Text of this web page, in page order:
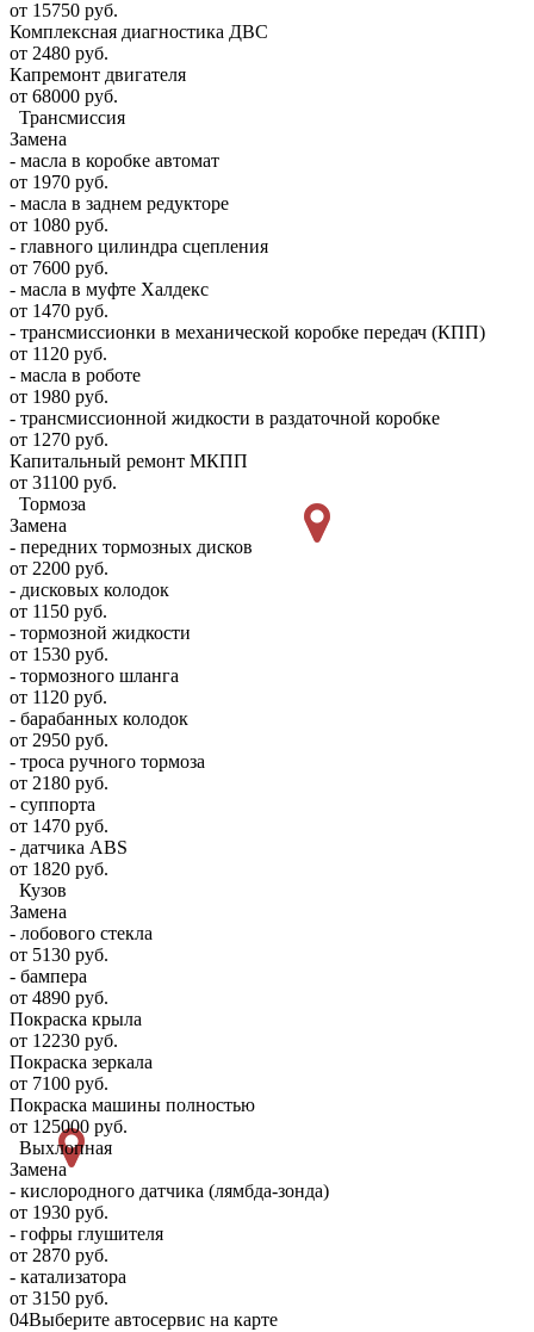
от 15750 руб.
Комплексная диагностика ДВС
от 2480 руб.
Капремонт двигателя
от 68000 руб.
Трансмиссия
Замена
- масла в коробке автомат
от 1970 руб.
- масла в заднем редукторе
от 1080 руб.
- главного цилиндра сцепления
от 7600 руб.
- масла в муфте Халдекс
от 1470 руб.
- трансмиссионки в механической коробке передач (КПП)
от 1120 руб.
- масла в роботе
от 1980 руб.
- трансмиссионной жидкости в раздаточной коробке
от 1270 руб.
Капитальный ремонт МКПП
от 31100 руб.
Тормоза
Замена
- передних тормозных дисков
от 2200 руб.
- дисковых колодок
от 1150 руб.
- тормозной жидкости
от 1530 руб.
- тормозного шланга
от 1120 руб.
- барабанных колодок
от 2950 руб.
- троса ручного тормоза
от 2180 руб.
- суппорта
от 1470 руб.
- датчика ABS
от 1820 руб.
Кузов
Замена
- лобового стекла
от 5130 руб.
- бампера
от 4890 руб.
Покраска крыла
от 12230 руб.
Покраска зеркала
от 7100 руб.
Покраска машины полностью
от 125000 руб.
Выхлопная
Замена
- кислородного датчика (лямбда-зонда)
от 1930 руб.
- гофры глушителя
от 2870 руб.
- катализатора
от 3150 руб.
04Выберите автосервис на карте